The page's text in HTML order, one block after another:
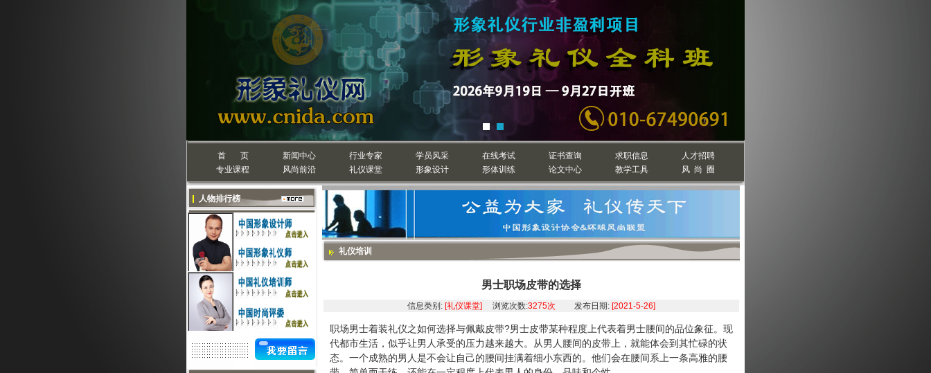
首 页 新闻中心 行业专家 学员风采 在线考试 证书查询 求职信息
人才招聘
专业课程
风尚前沿 礼仪课堂 形象设计 形体训练 论文中心 教学工具 风 尚 圈
人物排行榜
礼仪培训
男士职场皮带的选择
信息类别: [礼仪课堂] 浏览次数:3275次 发布日期: [2021-5-26]
职场男士着装礼仪之如何选择与佩戴皮带?男士皮带某种程度上代表着男士腰间的品位象征。现
代都市生活，似乎让男人承受的压力越来越大。从男人腰间的皮带上，就能体会到其忙碌的状
态。一个成熟的男人是不会让自己的腰间挂满着细小东西的。他们会在腰间系上一条高雅的腰